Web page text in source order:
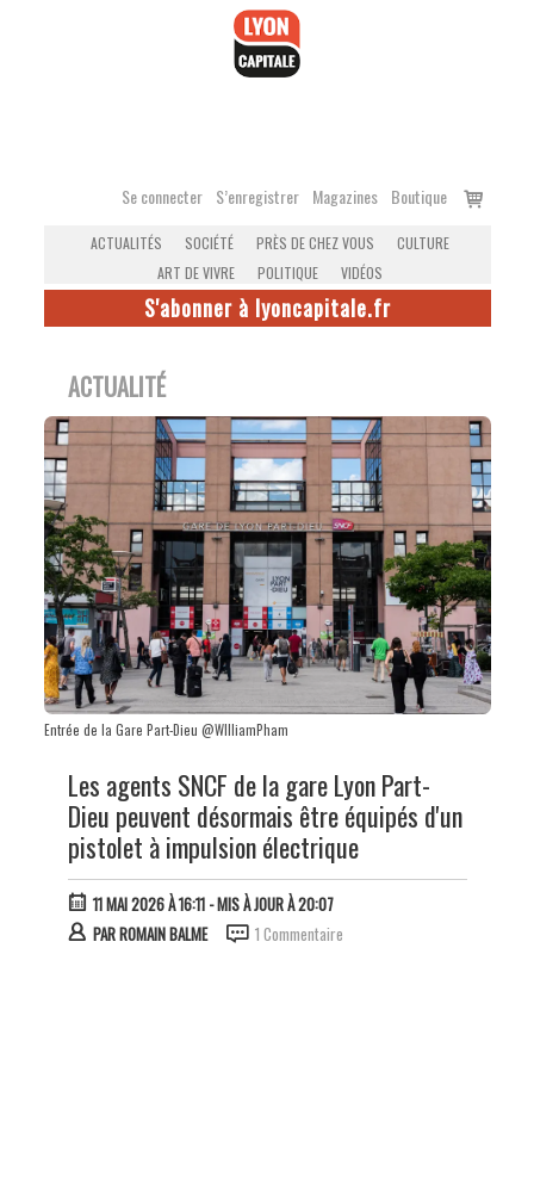
Se connecter S’enregistrer Magazines Boutique
Voir
ACTUALITÉS SOCIÉTÉ PRÈS DE CHEZ VOUS
CULTURE
ART DE VIVRE
POLITIQUE VIDÉOS
S'abonner à lyoncapitale.fr
ACTUALITÉ
Entrée de la Gare Part-Dieu @WIlliamPham
Les agents SNCF de la gare Lyon Part-
Dieu peuvent désormais être équipés d'un
pistolet à impulsion électrique
11 MAI 2026 À 16:11- MIS À JOUR À 20:07
PARROMAIN BALME 1 Commentaire